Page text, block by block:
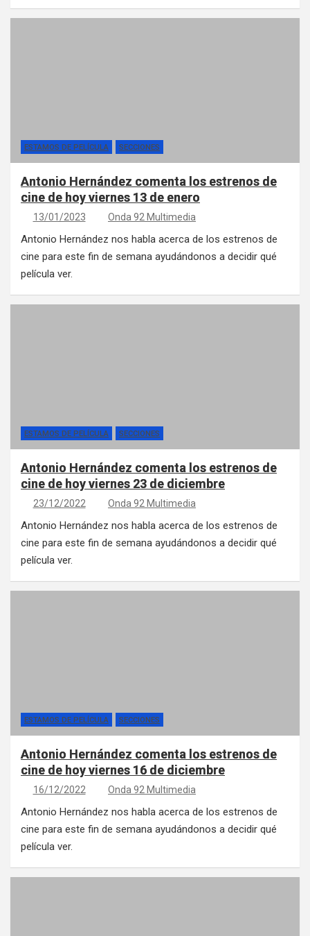
ESTAMOS DE PELÍCULA SECCIONES
Antonio Hernández comenta los estrenos de
cine de hoy viernes 13 de enero
13/01/2023 Onda 92 Multimedia
Antonio Hernández nos habla acerca de los estrenos de
cine para este fin de semana ayudándonos a decidir qué
película ver.
ESTAMOS DE PELÍCULA SECCIONES
Antonio Hernández comenta los estrenos de
cine de hoy viernes 23 de diciembre
23/12/2022 Onda 92 Multimedia
Antonio Hernández nos habla acerca de los estrenos de
cine para este fin de semana ayudándonos a decidir qué
película ver.
ESTAMOS DE PELÍCULA SECCIONES
Antonio Hernández comenta los estrenos de
cine de hoy viernes 16 de diciembre
16/12/2022 Onda 92 Multimedia
Antonio Hernández nos habla acerca de los estrenos de
cine para este fin de semana ayudándonos a decidir qué
película ver.